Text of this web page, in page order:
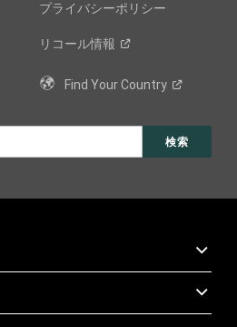
プライバシーポリシー
リコール情報
Find YourCountry
検索